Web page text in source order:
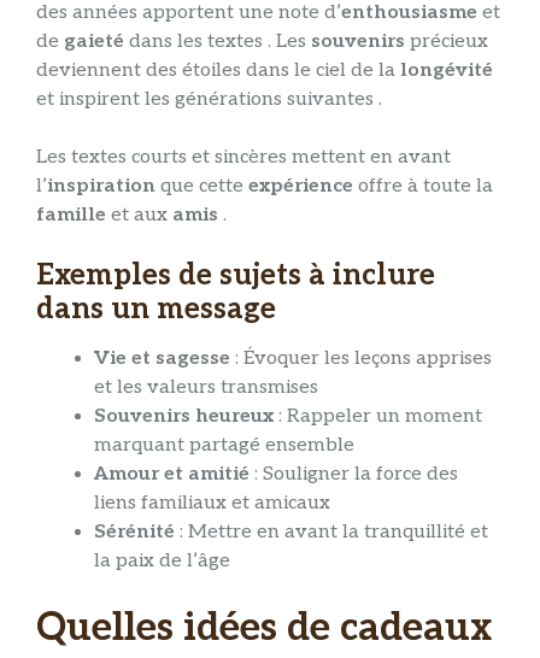
des années apportent une note d’enthousiasme et
de gaieté dans les textes . Les souvenirs précieux
deviennent des étoiles dans le ciel de la longévité
et inspirent les générations suivantes .
Les textes courts et sincères mettent en avant
l’inspiration que cette expérience offre à toute la
famille et aux amis .
Exemples de sujets à inclure
dans un message
Vie et sagesse : Évoquer les leçons apprises
et les valeurs transmises
Souvenirs heureux : Rappeler un moment
marquant partagé ensemble
Amour et amitié : Souligner la force des
liens familiaux et amicaux
Sérénité : Mettre en avant la tranquillité et
la paix de l’âge
Quelles idées de cadeaux